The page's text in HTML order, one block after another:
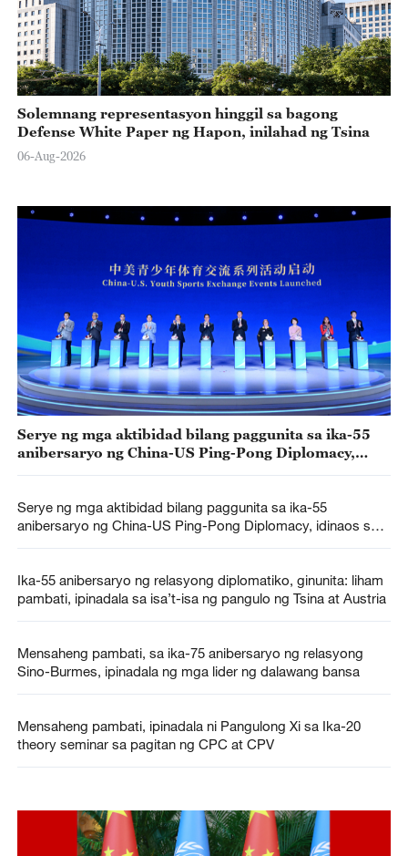
Solemnang representasyon hinggil sa bagong
Defense White Paper ng Hapon, inilahad ng Tsina
06-Aug-2026
Serye ng mga aktibidad bilang paggunita sa ika-55
anibersaryo ng China-US Ping-Pong Diplomacy,
Serye ng mga aktibidad bilang paggunita sa ika-55
anibersaryo ng China-US Ping-Pong Diplomacy, idinaos sa
Ika-55 anibersaryo ng relasyong diplomatiko, ginunita: liham
pambati, ipinadala sa isa’t-isa ng pangulo ng Tsina at Austria
Mensaheng pambati, sa ika-75 anibersaryo ng relasyong
Sino-Burmes, ipinadala ng mga lider ng dalawang bansa
Mensaheng pambati, ipinadala ni Pangulong Xi sa Ika-20
theory seminar sa pagitan ng CPC at CPV